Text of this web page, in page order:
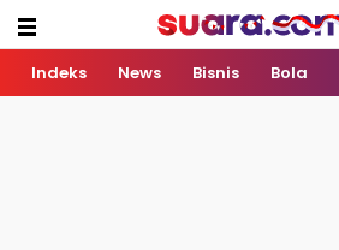
Indeks News Bisnis Bola